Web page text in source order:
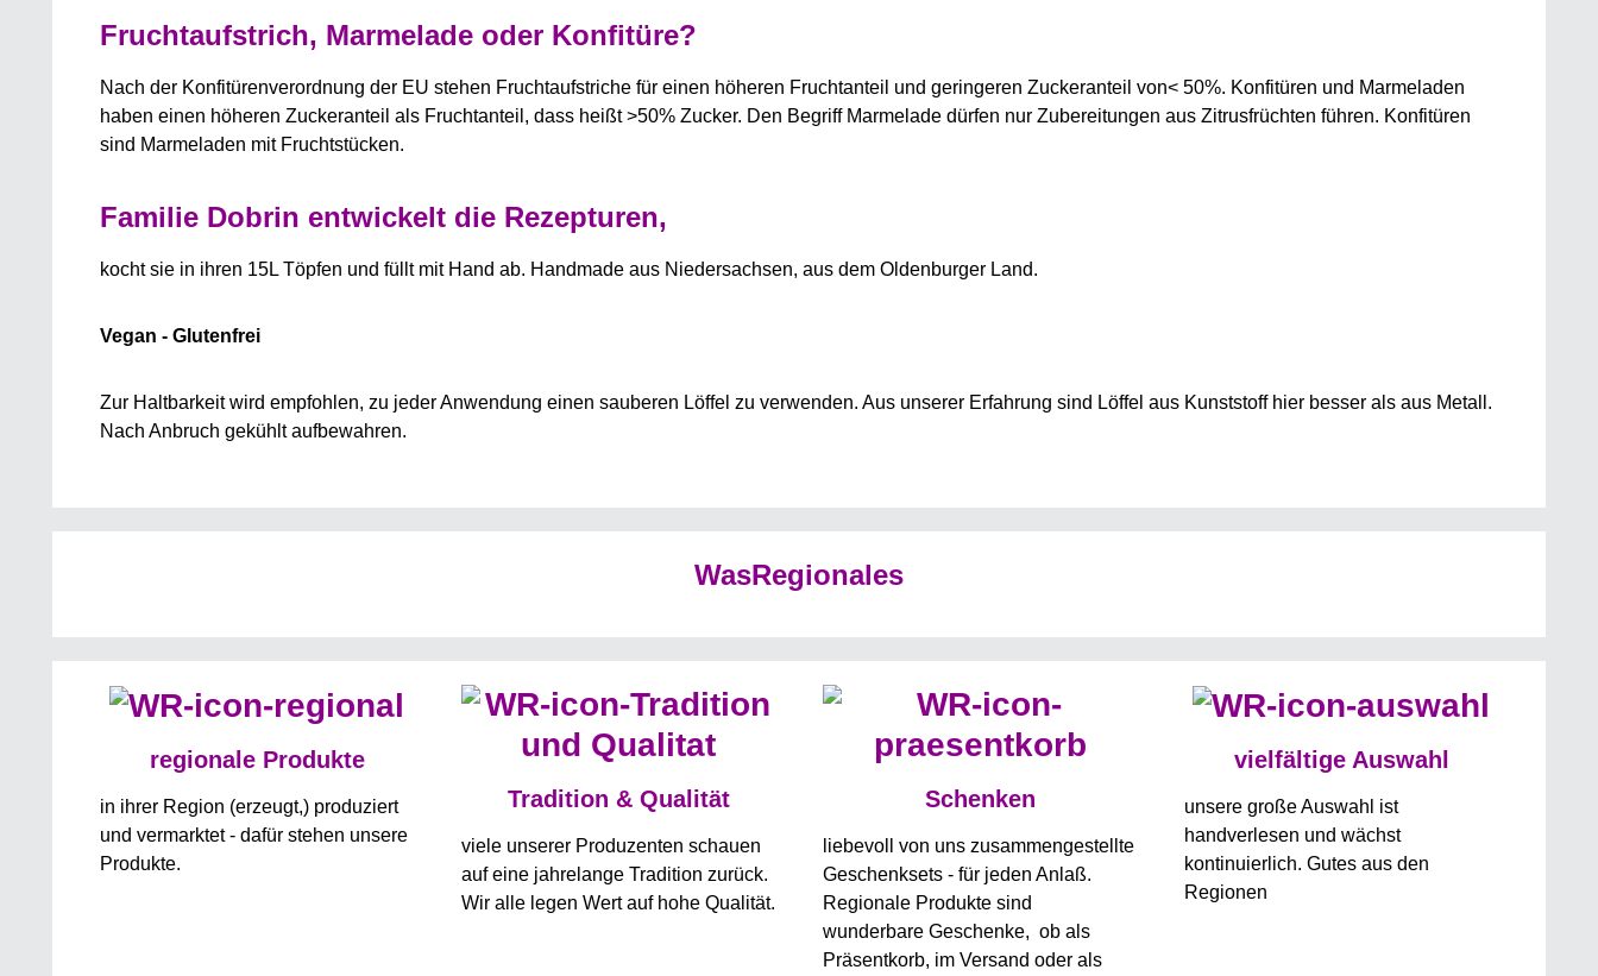
Fruchtaufstrich, Marmelade oder Konfitüre?
Nach der Konfitürenverordnung der EU stehen Fruchtaufstriche für einen höheren Fruchtanteil und geringeren Zuckeranteil von< 50%. Konfitüren und Marmeladen
haben einen höheren Zuckeranteil als Fruchtanteil, dass heißt >50% Zucker. Den Begriff Marmelade dürfen nur Zubereitungen aus Zitrusfrüchten führen. Konfitüren
sind Marmeladen mit Fruchtstücken.
Familie Dobrin entwickelt die Rezepturen,
kocht sie in ihren 15L Töpfen und füllt mit Hand ab. Handmade aus Niedersachsen, aus dem Oldenburger Land.
Vegan - Glutenfrei
Zur Haltbarkeit wird empfohlen, zu jeder Anwendung einen sauberen Löffel zu verwenden. Aus unserer Erfahrung sind Löffel aus Kunststoff hier besser als aus Metall.
Nach Anbruch gekühlt aufbewahren.
WasRegionales
regionale Produkte
in ihrer Region (erzeugt,) produziert
und vermarktet - dafür stehen unsere
Produkte.
Tradition & Qualität
viele unserer Produzenten schauen
auf eine jahrelange Tradition zurück.
Wir alle legen Wert auf hohe Qualität.
Schenken
liebevoll von uns zusammengestellte
Geschenksets - für jeden Anlaß.
Regionale Produkte sind
wunderbare Geschenke, ob als
Präsentkorb, im Versand oder als
vielfältige Auswahl
unsere große Auswahl ist
handverlesen und wächst
kontinuierlich. Gutes aus den
Regionen